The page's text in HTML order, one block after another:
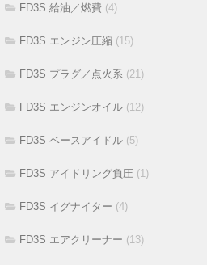
FD3S 給油／燃費 (4)
FD3S エンジン圧縮 (15)
FD3S プラグ／点火系 (21)
FD3S エンジンオイル (12)
FD3S ベースアイドル (5)
FD3S アイドリング負圧 (1)
FD3S イグナイター (4)
FD3S エアクリーナー (13)